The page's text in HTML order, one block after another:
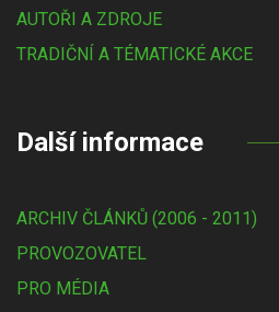
AUTOŘI A ZDROJE
TRADIČNÍ A TÉMATICKÉ AKCE
Další informace
ARCHIV ČLÁNKŮ (2006 - 2011)
PROVOZOVATEL
PRO MÉDIA